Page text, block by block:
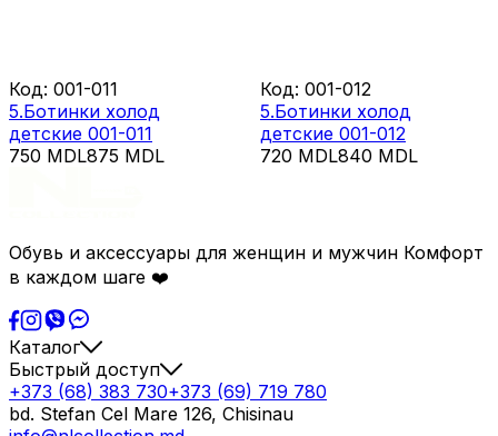
Код: 001-011
5.Ботинки холод
детские 001-011
750 MDL875 MDL
Код: 001-012
5.Ботинки холод
детские 001-012
720 MDL840 MDL
Обувь и аксессуары для женщин и мужчин Комфорт
в каждом шаге ❤️
Каталог
Быстрый доступ
+373 (68) 383 730+373 (69) 719 780
bd. Stefan Cel Mare 126, Chisinau